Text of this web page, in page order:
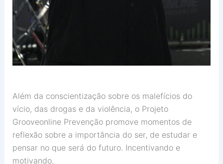
Além da conscientização sobre os malefícios do
vício, das drogas e da violência, o Projeto
Grooveonline Prevenção promove momentos de
reflexão sobre a importância do ser, de estudar e
pensar no que será do futuro. Incentivando e
motivando.